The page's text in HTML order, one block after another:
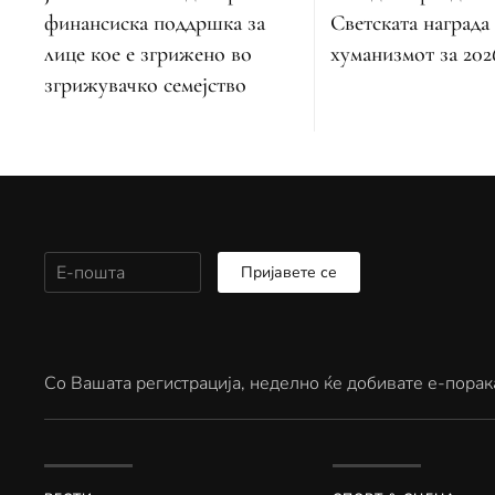
финансиска поддршка за
лице кое е згрижено во
згрижувачко семејство
Светската
хуманизмот за
Пријавете се
Со Вашата регистрација, неделно ќе добивате е-